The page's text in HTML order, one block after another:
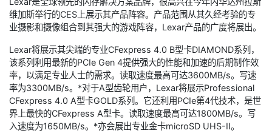
维加斯举行的CES上展示其产品阵容。产品范围从其久经考验的专
业摄影和摄像组合到其强大的游戏阵容，Lexar产品的广度将展出。
Lexar将展示其尖端的专业CFexpress 4.0 B型卡DIAMOND系列，
该系列利用最新的PCIe Gen 4提供强大的性能和加速的后期制作效
率，以满足专业人士的需求。读取速度最高可达3600MB/s。写速
率为3300MB/s。*对于A型齿轮用户，Lexar将展示Professional
CFexpress 4.0 A型卡GOLD系列。它还利用PCIe第4代技术，是世
界上最快的CFexpress A型卡。读取速度最高可达1800MB/s。写
入速度为1650MB/s。*亦会展出专业金卡microSD UHS-II。